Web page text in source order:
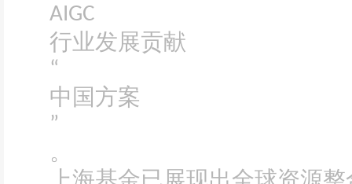
AIGC
行业发展贡献
“
中国方案
”
。